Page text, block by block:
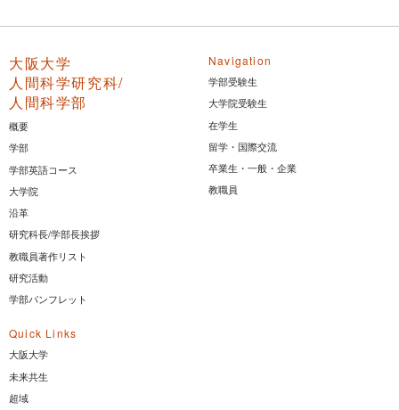
大阪大学
人間科学研究科/
人間科学部
概要
学部
学部英語コース
大学院
沿革
研究科長/学部長挨拶
教職員著作リスト
研究活動
学部パンフレット
Navigation
学部受験生
大学院受験生
在学生
留学・国際交流
卒業生・一般・企業
教職員
Quick Links
大阪大学
未来共生
超域